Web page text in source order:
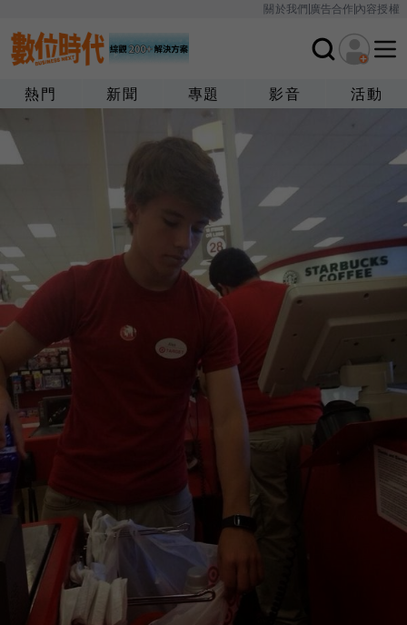
關於我們廣告合作內容授權
熱門 新聞 專題 影音 活動